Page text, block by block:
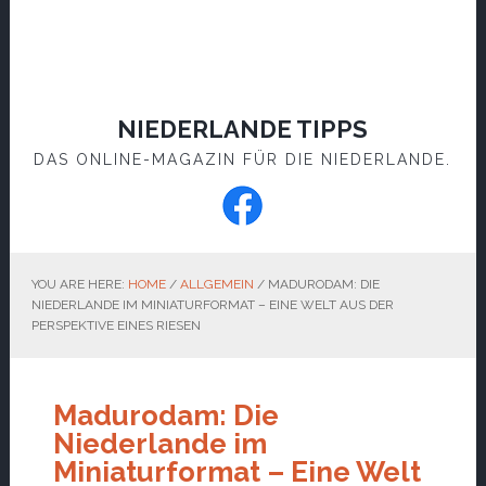
NIEDERLANDE TIPPS
DAS ONLINE-MAGAZIN FÜR DIE NIEDERLANDE.
YOU ARE HERE: HOME / ALLGEMEIN /MADURODAM: DIE
NIEDERLANDE IM MINIATURFORMAT – EINE WELT AUS DER
PERSPEKTIVE EINES RIESEN
Madurodam: Die
Niederlande im
Miniaturformat – Eine Welt